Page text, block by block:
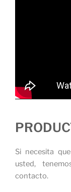
Si necesita
usted,
contacto.